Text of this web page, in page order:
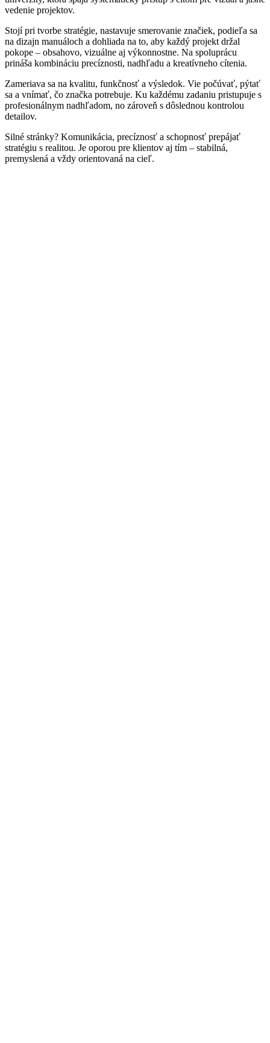
vedenie projektov.
Stojí pri tvorbe stratégie, nastavuje smerovanie značiek, podieľa sa
na dizajn manuáloch a dohliada na to, aby každý projekt držal
pokope – obsahovo, vizuálne aj výkonnostne. Na spoluprácu
prináša kombináciu precíznosti, nadhľadu a kreatívneho cítenia.
Zameriava sa na kvalitu, funkčnosť a výsledok. Vie počúvať, pýtať
sa a vnímať, čo značka potrebuje. Ku každému zadaniu pristupuje s
profesionálnym nadhľadom, no zároveň s dôslednou kontrolou
detailov.
Silné stránky? Komunikácia, precíznosť a schopnosť prepájať
stratégiu s realitou. Je oporou pre klientov aj tím – stabilná,
premyslená a vždy orientovaná na cieľ.